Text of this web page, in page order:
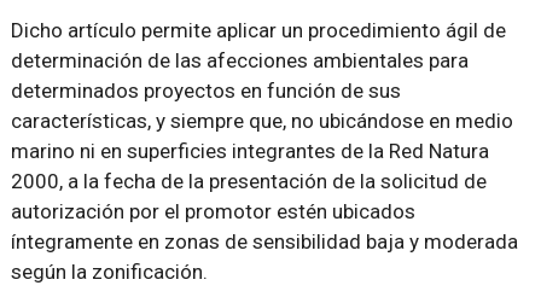
Dicho artículo permite aplicar un procedimiento ágil de
determinación de las afecciones ambientales para
determinados proyectos en función de sus
características, y siempre que, no ubicándose en medio
marino ni en superficies integrantes de la Red Natura
2000, a la fecha de la presentación de la solicitud de
autorización por el promotor estén ubicados
íntegramente en zonas de sensibilidad baja y moderada
según la zonificación.